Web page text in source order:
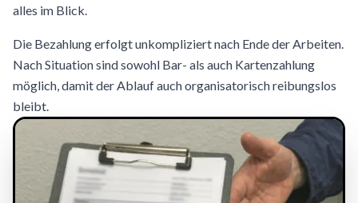
alles im Blick.
Die Bezahlung erfolgt unkompliziert nach Ende der Arbeiten.
Nach Situation sind sowohl Bar- als auch Kartenzahlung
möglich, damit der Ablauf auch organisatorisch reibungslos
bleibt.